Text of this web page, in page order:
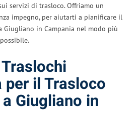
servizi di trasloco. Offriamo un
impegno, per aiutarti a pianificare il
Giugliano in Campania nel modo più
possibile.
per il Trasloco
Giugliano in